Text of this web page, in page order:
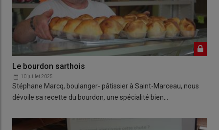
Le bourdon sarthois
10 juillet 2025
Stéphane Marcq, boulanger- pâtissier à Saint-Marceau, nous
dévoile sa recette du bourdon, une spécialité bien…